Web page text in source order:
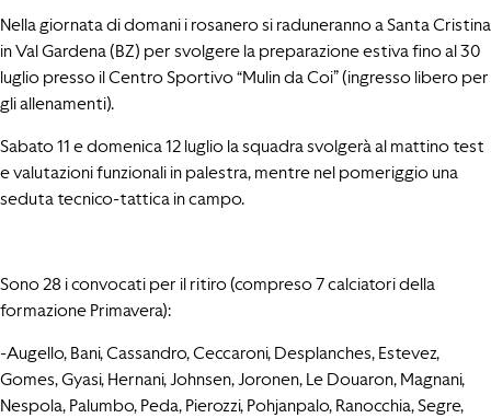
Nella giornata di domani i rosanero si raduneranno a Santa Cristina
in Val Gardena (BZ) per svolgere la preparazione estiva fino al 30
luglio presso il Centro Sportivo “Mulin da Coi” (ingresso libero per
gli allenamenti).
Sabato 11 e domenica 12 luglio la squadra svolgerà al mattino test
e valutazioni funzionali in palestra, mentre nel pomeriggio una
seduta tecnico-tattica in campo.
Sono 28 i convocati per il ritiro (compreso 7 calciatori della
formazione Primavera):
-Augello, Bani, Cassandro, Ceccaroni, Desplanches, Estevez,
Gomes, Gyasi, Hernani, Johnsen, Joronen, Le Douaron, Magnani,
Nespola, Palumbo, Peda, Pierozzi, Pohjanpalo, Ranocchia, Segre,